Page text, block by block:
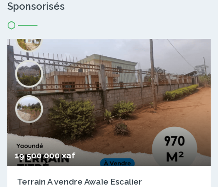
Sponsorisés
19 500 000 xaf
Terrain A vendre Awaïe Escalier